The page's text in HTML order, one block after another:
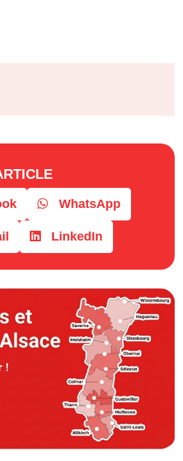
WhatsApp
LinkedIn